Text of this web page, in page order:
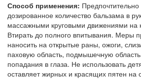
Способ применения:
дозированное количество бальзама в
массажными круговыми движениями на
Втирать до полного впитывания. Меры
наносить на открытые раны, ожоги,
паховую область, подмышечную
попадания в глаза. Не использовать
оставляет жирных и красящих пятен на